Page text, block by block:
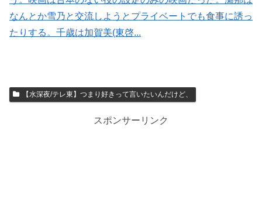
なんとか雪乃と交流しようとプライベートでも食事に誘っ
たりする。千歳は加賀美(東啓...
【水深夜/テレ東】つまり好きって言いたいんだけど、
スポンサーリンク